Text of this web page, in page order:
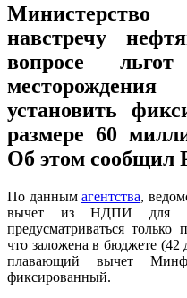
навстречу
вопросе
установить
размере 60
Об этом сообщил
По данным агентства,
вычет из НДПИ для
предусматриваться
что заложена в бюджете (42
плавающий вычет
фиксированный.